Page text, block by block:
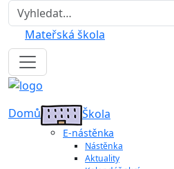
Hledat
Mateřská škola
Domů Škola
E-nástěnka
Nástěnka
Aktuality